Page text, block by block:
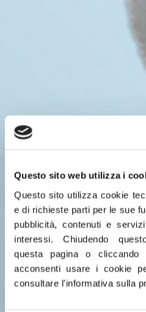
Questo sito web utilizza i
Questo sito utilizza cookie
e di richieste parti per le sue
pubblicità, contenuti e
interessi.Chiudendo
questa pagina o cliccando
acconsenti usare i cookie
consultare l'informativa sulla